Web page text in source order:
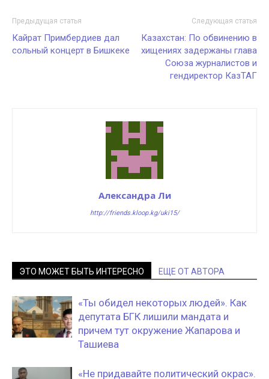
Предыдущая статья
Кайрат Примбердиев дал
сольный концерт в Бишкеке
Следующая статья
Казахстан: По обвинению в
хищениях задержаны глава
Союза журналистов и
гендиректор КазТАГ
Александра Ли
http://friends.kloop.kg/uki15/
ЭТО МОЖЕТ БЫТЬ ИНТЕРЕСНО ЕЩЕ ОТ АВТОРА
«Ты обидел некоторых людей». Как
депутата БГК лишили мандата и
причем тут окружение Жапарова и
Ташиева
«Не придавайте политический окрас».